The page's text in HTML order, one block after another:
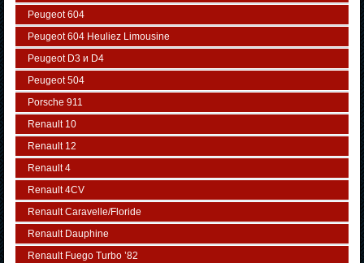
Peugeot 604
Peugeot 604 Heuliez Limousine
Peugeot D3 и D4
Peugeot 504
Porsche 911
Renault 10
Renault 12
Renault 4
Renault 4CV
Renault Caravelle/Floride
Renault Dauphine
Renault Fuego Turbo ’82